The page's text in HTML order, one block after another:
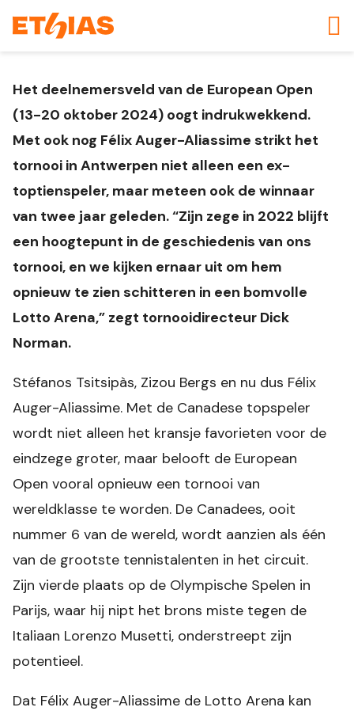
Het deelnemersveld van de European Open
(13-20 oktober 2024) oogt indrukwekkend.
Met ook nog Félix Auger-Aliassime strikt het
tornooi in Antwerpen niet alleen een ex-
toptienspeler, maar meteen ook de winnaar
van twee jaar geleden. “Zijn zege in 2022 blijft
een hoogtepunt in de geschiedenis van ons
tornooi, en we kijken ernaar uit om hem
opnieuw te zien schitteren in een bomvolle
Lotto Arena,” zegt tornooidirecteur Dick
Norman.
Stéfanos Tsitsipàs, Zizou Bergs en nu dus Félix
Auger-Aliassime. Met de Canadese topspeler
wordt niet alleen het kransje favorieten voor de
eindzege groter, maar belooft de European
Open vooral opnieuw een tornooi van
wereldklasse te worden. De Canadees, ooit
nummer 6 van de wereld, wordt aanzien als één
van de grootste tennistalenten in het circuit.
Zijn vierde plaats op de Olympische Spelen in
Parijs, waar hij nipt het brons miste tegen de
Italiaan Lorenzo Musetti, onderstreept zijn
potentieel.
Dat Félix Auger-Aliassime de Lotto Arena kan